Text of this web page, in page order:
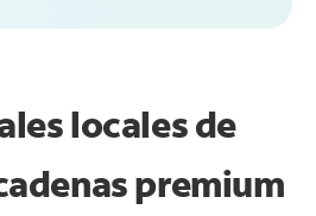
locales de
premium